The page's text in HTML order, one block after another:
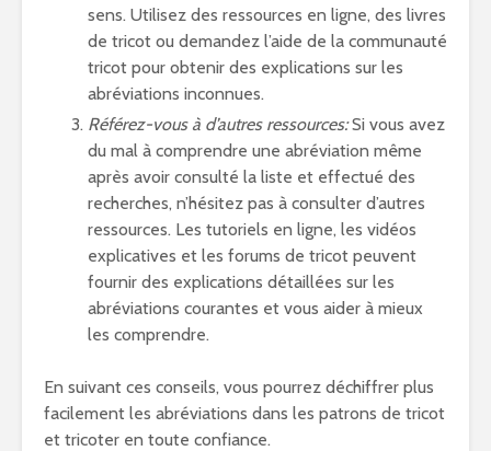
sens. Utilisez des ressources en ligne, des livres
de tricot ou demandez l’aide de la communauté
tricot pour obtenir des explications sur les
abréviations inconnues.
Référez-vous à d’autres ressources:Si vous avez
du mal à comprendre une abréviation même
après avoir consulté la liste et effectué des
recherches, n’hésitez pas à consulter d’autres
ressources. Les tutoriels en ligne, les vidéos
explicatives et les forums de tricot peuvent
fournir des explications détaillées sur les
abréviations courantes et vous aider à mieux
les comprendre.
En suivant ces conseils, vous pourrez déchiffrer plus
facilement les abréviations dans les patrons de tricot
et tricoter en toute confiance.